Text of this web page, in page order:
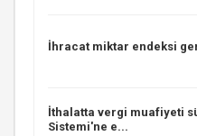
İhracat miktar endeksi
İthalatta vergi muafiyeti
Sistemi'ne e...